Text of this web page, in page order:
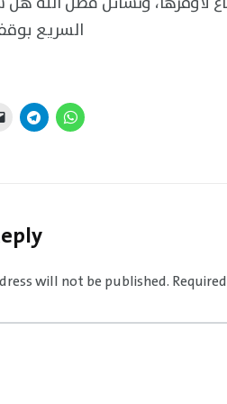
السريع
will not be published.